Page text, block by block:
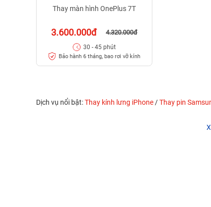
Thay màn hình OnePlus 7T
3.600.000đ 4.320.000đ
30 - 45 phút
Bảo hành 6 tháng, bao rơi vỡ kính
Dịch vụ nổi bật:Thay kính lưng iPhone /Thay pin